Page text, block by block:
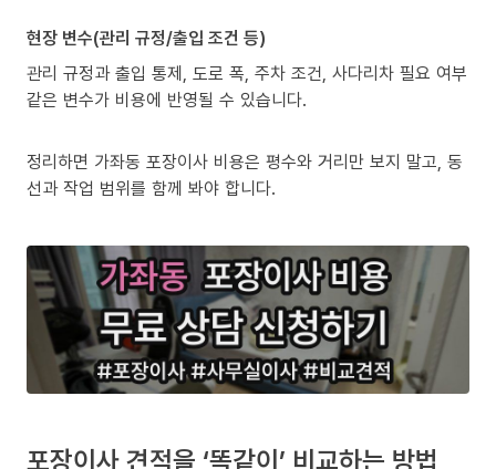
현장 변수(관리 규정/출입 조건 등)
관리 규정과 출입 통제, 도로 폭, 주차 조건, 사다리차 필요 여부
같은 변수가 비용에 반영될 수 있습니다.
정리하면 가좌동 포장이사 비용은 평수와 거리만 보지 말고, 동
선과 작업 범위를 함께 봐야 합니다.
포장이사 견적을 ‘똑같이’ 비교하는 방법